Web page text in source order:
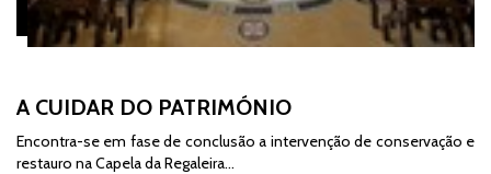
A CUIDAR DO PATRIMÓNIO
Encontra-se em fase de conclusão a intervenção de conservação e
restauro na Capela da Regaleira...